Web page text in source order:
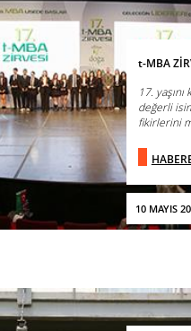
10 MAYIS
t-MBA
17.
değerli
fikirlerini